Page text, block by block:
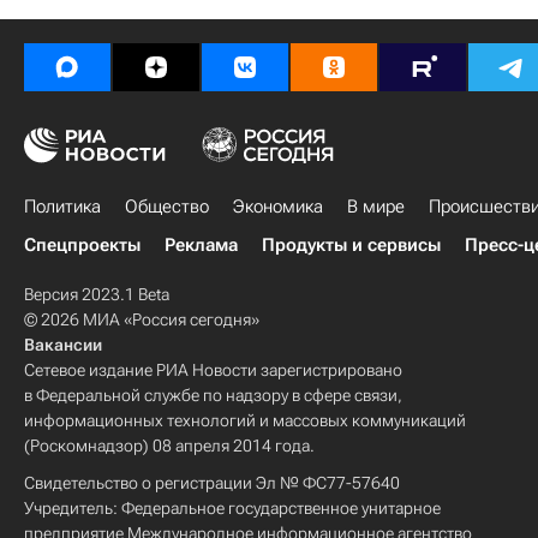
Политика Общество Экономика В мире
Спецпроекты
Реклама Продукты и сервисы Пресс-
Версия 2023.1 Beta
© 2026 МИА «Россия сегодня»
Вакансии
Сетевое издание РИА Новости зарегистрировано
в Федеральной службе по надзору в сфере связи,
информационных технологий и массовых коммуникаций
(Роскомнадзор) 08 апреля 2014 года.
Свидетельство о регистрации Эл № ФС77-57640
Учредитель: Федеральное государственное унитарное
предприятие Международное информационное агентство